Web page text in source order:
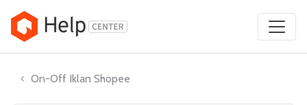
content
On-Off Iklan Shopee